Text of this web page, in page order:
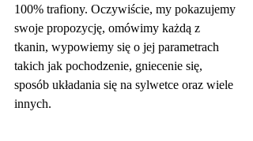
100% trafiony. Oczywiście, my pokazujemy
swoje propozycję, omówimy każdą z
tkanin, wypowiemy się o jej parametrach
takich jak pochodzenie, gniecenie się,
sposób układania się na sylwetce oraz wiele
innych.